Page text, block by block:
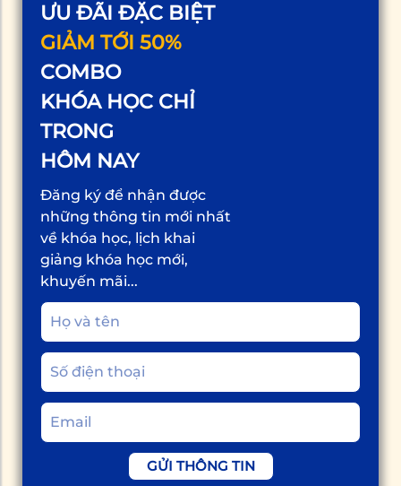
ƯU ĐÃI ĐẶC BIỆT
GIẢM TỚI 50%
COMBO
KHÓA HỌC CHỈ
TRONG
HÔM NAY
Đăng ký để nhận được
những thông tin mới nhất
về khóa học, lịch khai
giảng khóa học mới,
khuyến mãi...
GỬI THÔNG TIN